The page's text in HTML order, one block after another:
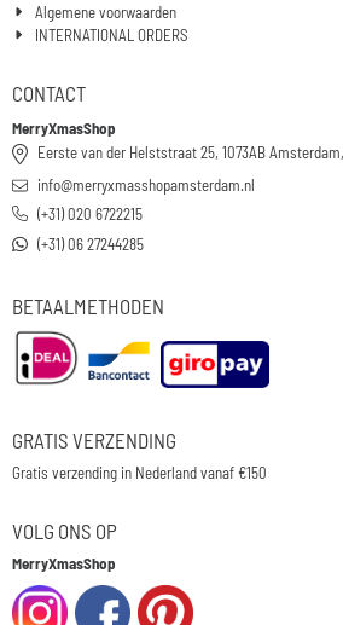
Algemene voorwaarden
INTERNATIONAL ORDERS
CONTACT
MerryXmasShop
Eerste van der Helststraat 25, 1073AB
info@merryxmasshopamsterdam.nl
(+31) 020 6722215
(+31) 06 27244285
BETAALMETHODEN
GRATIS VERZENDING
Gratis verzending in Nederland vanaf €150
VOLG ONS OP
MerryXmasShop